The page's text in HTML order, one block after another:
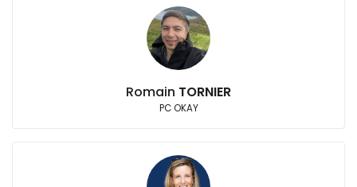
Romain TORNIER
PC OKAY